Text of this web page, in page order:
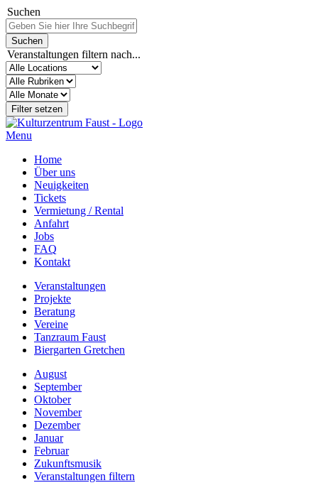
Suchen
Veranstaltungen filtern nach...
Menu
Home
Über uns
Neuigkeiten
Tickets
Vermietung / Rental
Anfahrt
Jobs
FAQ
Kontakt
Veranstaltungen
Projekte
Beratung
Vereine
Tanzraum Faust
Biergarten Gretchen
August
September
Oktober
November
Dezember
Januar
Februar
Zukunftsmusik
Veranstaltungen filtern